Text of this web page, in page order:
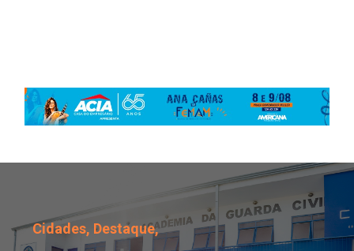
Santa Bárbara tem
Cidades, Destaque,